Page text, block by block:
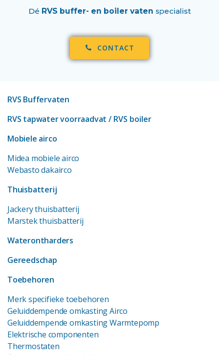
Dé RVS buffer- en boiler vaten specialist
CONTACT
RVS Buffervaten
RVS tapwater voorraadvat / RVS boiler
Mobiele airco
Midea mobiele airco
Webasto dakairco
Thuisbatterij
Jackery thuisbatterij
Marstek thuisbatterij
Waterontharders
Gereedschap
Toebehoren
Merk specifieke toebehoren
Geluiddempende omkasting Airco
Geluiddempende omkasting Warmtepomp
Elektrische componenten
Thermostaten